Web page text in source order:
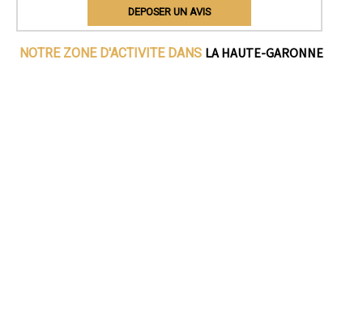
DEPOSER UN AVIS
NOTRE ZONE D'ACTIVITE DANS LA HAUTE-GARONNE